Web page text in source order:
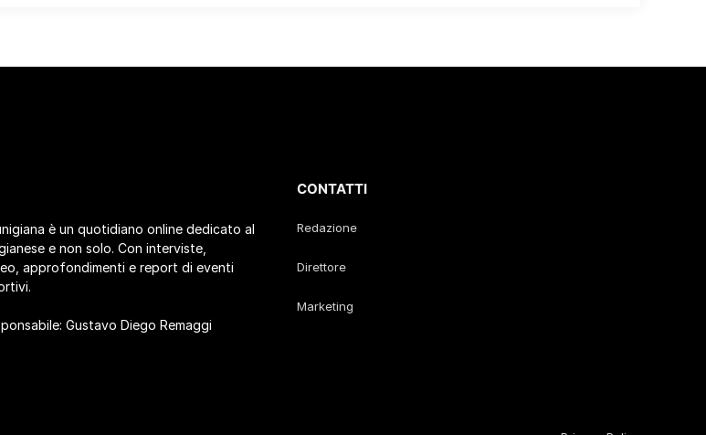
è un quotidiano online dedicato al
e non solo. Con interviste,
approfondimenti e report di eventi
Gustavo Diego Remaggi
CONTATTI
Redazione
Direttore
Marketing